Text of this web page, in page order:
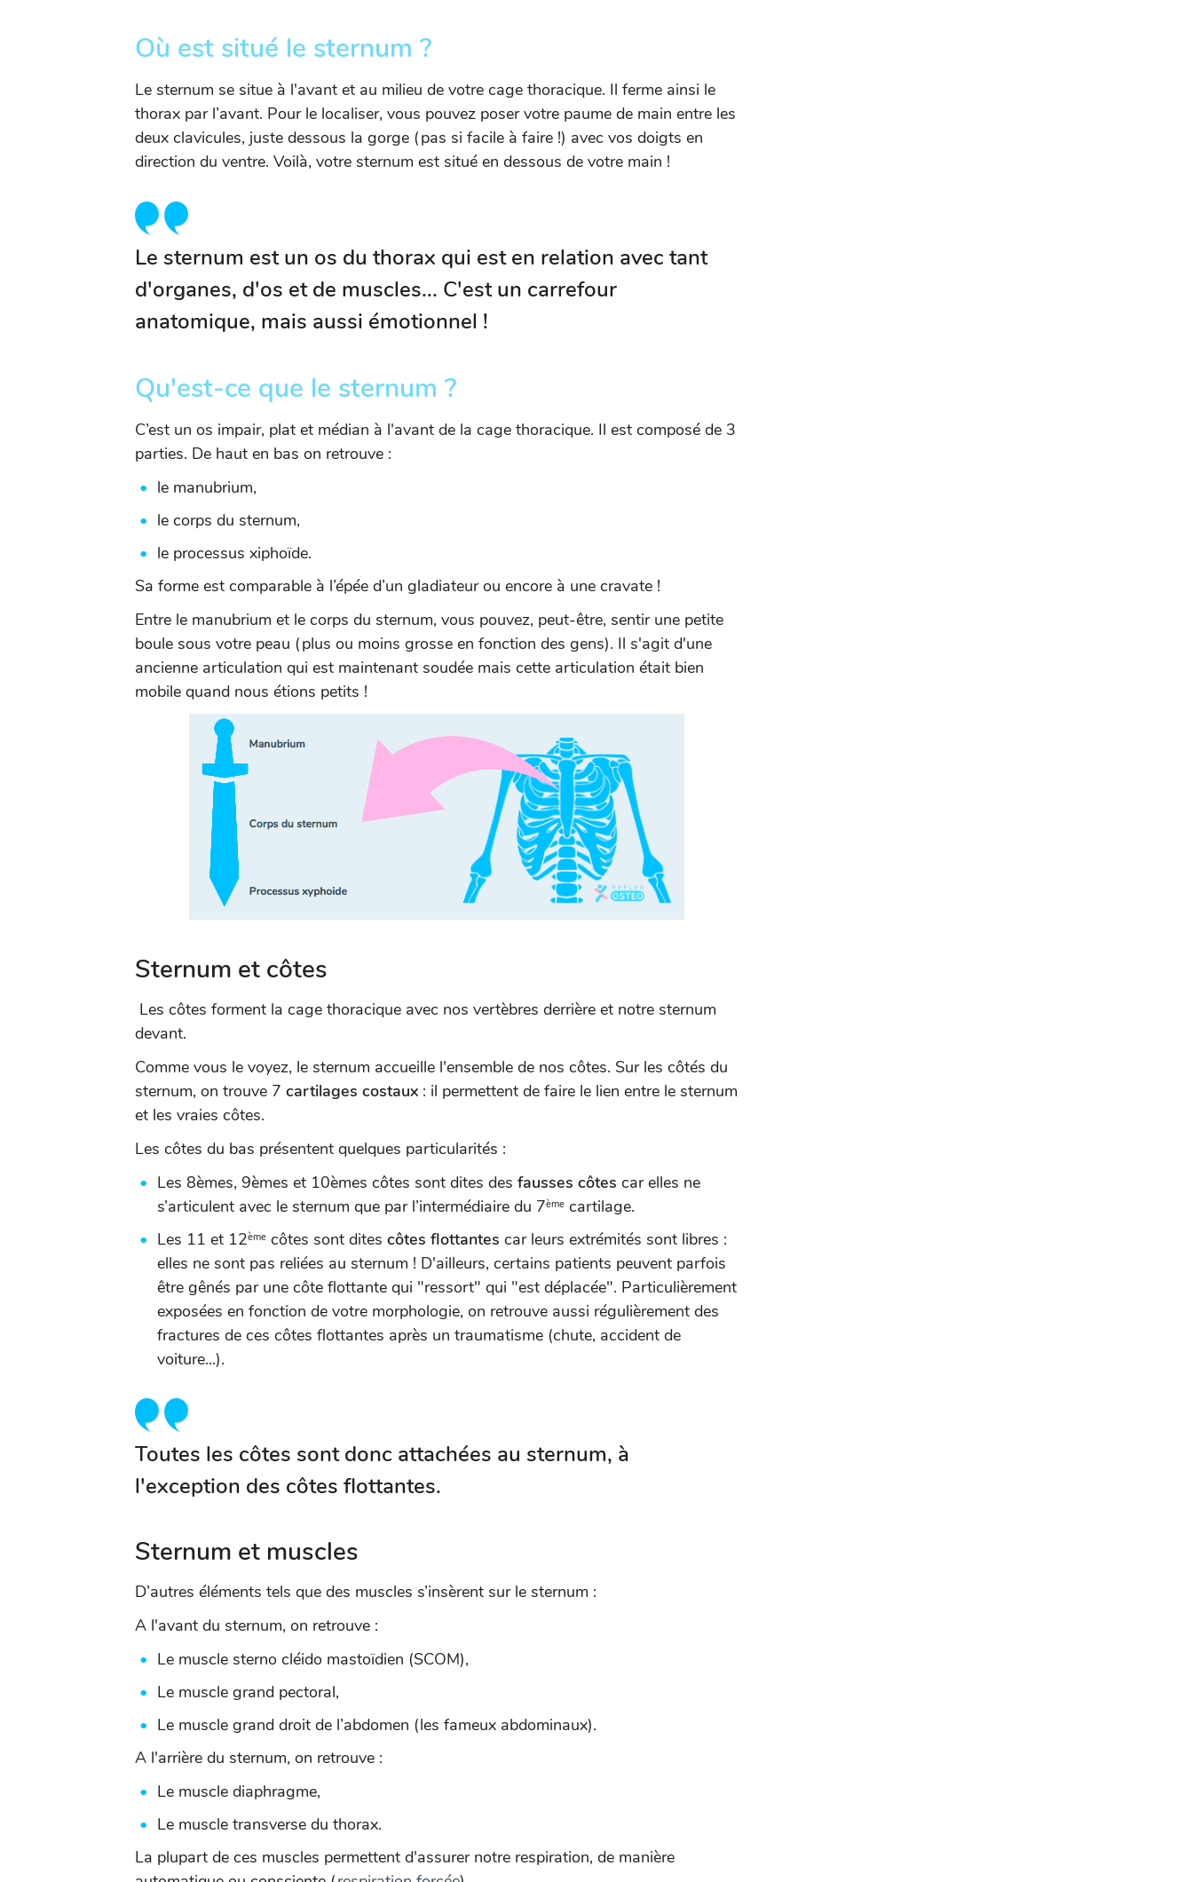
Où est situé le sternum ?
Le sternum se situe à l'avant et au milieu de votre cage thoracique. Il ferme ainsi le
thorax par l’avant. Pour le localiser, vous pouvez poser votre paume de main entre les
deux clavicules, juste dessous la gorge (pas si facile à faire !) avec vos doigts en
direction du ventre. Voilà, votre sternum est situé en dessous de votre main !
Le sternum est un os du thorax qui est en relation avec tant
d'organes, d'os et de muscles... C'est un carrefour
anatomique, mais aussi émotionnel !
Qu'est-ce que le sternum ?
C’est un os impair, plat et médian à l'avant de la cage thoracique. Il est composé de 3
parties. De haut en bas on retrouve :
le manubrium,
le corps du sternum,
le processus xiphoïde.
Sa forme est comparable à l’épée d’un gladiateur ou encore à une cravate !
Entre le manubrium et le corps du sternum, vous pouvez, peut-être, sentir une petite
boule sous votre peau (plus ou moins grosse en fonction des gens). Il s'agit d'une
ancienne articulation qui est maintenant soudée mais cette articulation était bien
mobile quand nous étions petits !
Sternum et côtes
Les côtes forment la cage thoracique avec nos vertèbres derrière et notre sternum
devant.
Comme vous le voyez, le sternum accueille l'ensemble de nos côtes. Sur les côtés du
sternum, on trouve 7 cartilages costaux : il permettent de faire le lien entre le sternum
et les vraies côtes.
Les côtes du bas présentent quelques particularités :
Les 8èmes, 9èmes et 10èmes côtes sont dites des fausses côtes car elles ne
s’articulent avec le sternum que par l’intermédiaire du 7ème cartilage.
Les 11 et 12ème côtes sont dites côtes flottantes car leurs extrémités sont libres :
elles ne sont pas reliées au sternum ! D'ailleurs, certains patients peuvent parfois
être gênés par une côte flottante qui "ressort" qui "est déplacée". Particulièrement
exposées en fonction de votre morphologie, on retrouve aussi régulièrement des
fractures de ces côtes flottantes après un traumatisme (chute, accident de
voiture...).
Toutes les côtes sont donc attachées au sternum, à
l'exception des côtes flottantes.
Sternum et muscles
D’autres éléments tels que des muscles s’insèrent sur le sternum :
A l'avant du sternum, on retrouve :
Le muscle sterno cléido mastoïdien (SCOM),
Le muscle grand pectoral,
Le muscle grand droit de l’abdomen (les fameux abdominaux).
A l'arrière du sternum, on retrouve :
Le muscle diaphragme,
Le muscle transverse du thorax.
La plupart de ces muscles permettent d'assurer notre respiration, de manière